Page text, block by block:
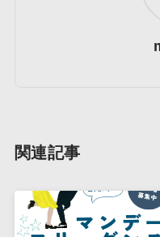
関連記事